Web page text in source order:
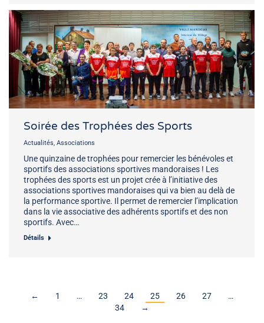
Soirée des Trophées des Sports
Actualités, Associations
Une quinzaine de trophées pour remercier les bénévoles et
sportifs des associations sportives mandoraises ! Les
trophées des sports est un projet crée à l’initiative des
associations sportives mandoraises qui va bien au delà de
la performance sportive. Il permet de remercier l’implication
dans la vie associative des adhérents sportifs et des non
sportifs. Avec…
Détails
← 1 … 23 24 25 26 27
…
34
→